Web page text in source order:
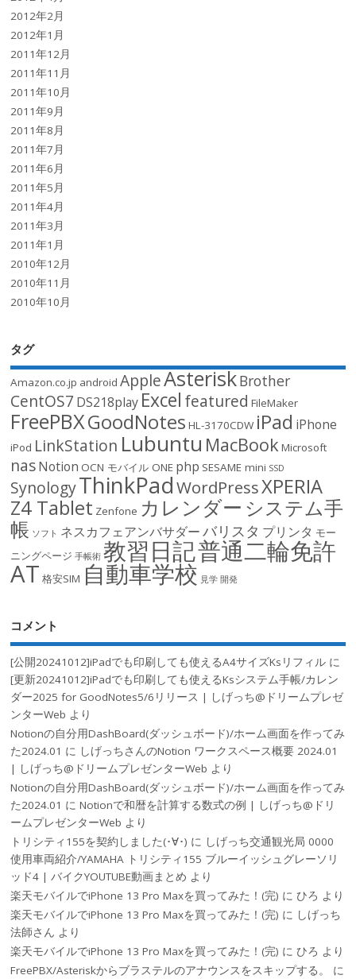
2012年2月
2012年1月
2011年12月
2011年11月
2011年10月
2011年9月
2011年8月
2011年7月
2011年6月
2011年5月
2011年4月
2011年3月
2011年1月
2010年12月
2010年11月
2010年10月
タグ
Amazon.co.jp android AppleAsteriskBrother
CentOS7 DS218play Excel featured FileMaker
FreePBXGoodNotes HL-3170CDW iPad iPhone
iPod LinkStation Lubuntu MacBookMicrosoft
nasNotion OCN モバイル ONE php SESAME mini SSD
SynologyThinkPadWordPressXPERIA
Z4 Tablet Zenfone カレンダー システム手
帳 ソフト ネスカフェアンバサダー バリスタ プリンタ モー
ニングページ 手帳術 教習日記普通二輪免許
AT 格安SIM 自動車学校 見学 開発
コメント
[公開20241012]iPadでも印刷しても使えるA4サイズKsリフィル に
[更新20241012]iPadでも印刷しても使えるKsシステム手帳/カレン
ダー2025 for GoodNotes5/6リリース | しげっち@ドリームプレゼ
ンターWeb より
Notionの自分用DashBoard(ダッシュボード)/ホーム画面を作ってみ
た2024.01 に しげっちさんのNotion ワークスペース概要 2024.01
| しげっち@ドリームプレゼンターWeb より
Notionの自分用DashBoard(ダッシュボード)/ホーム画面を作ってみ
た2024.01 にNotionで和暦を計算する数式の例 | しげっち@ドリ
ームプレゼンターWeb より
トリシティ155を契約しました(･∀･) に しげっち交通観光局 0000
使用車両紹介/YAMAHA トリシティ155 ブルーイッシュグレーソリ
ッド4 | バイクYOUTUBE動画まとめ より
楽天モバイルでiPhone 13 Pro Maxを買ってみた！(完) にひろ より
楽天モバイルでiPhone 13 Pro Maxを買ってみた！(完) に しげっち
法師さん より
楽天モバイルでiPhone 13 Pro Maxを買ってみた！(完) にひろ より
FreePBX/Asteriskからブラステルのアナウンスをスキップする。
に